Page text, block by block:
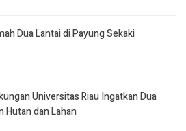
Dua Lantai di Payung Sekaki
Universitas Riau Ingatkan Dua
Hutan dan Lahan